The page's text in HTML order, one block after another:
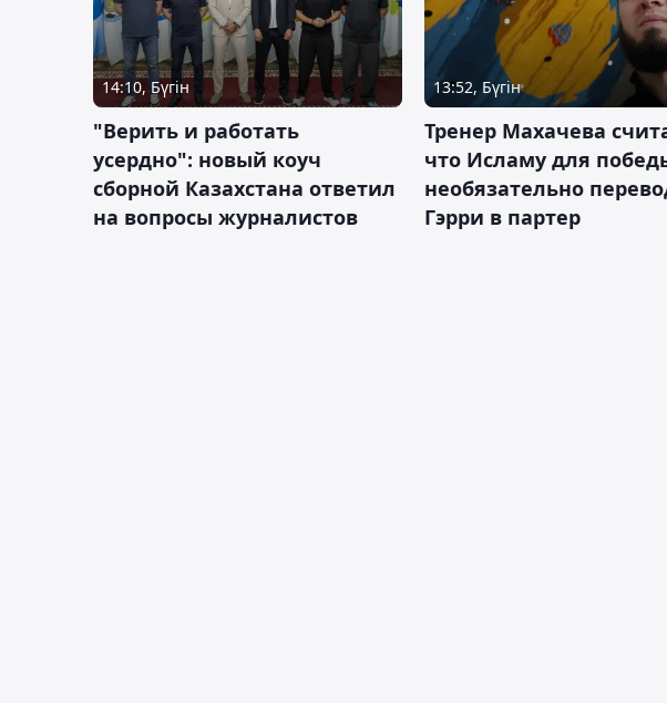
14:10, Бүгін
"Верить и работать
усердно": новый коуч
сборной Казахстана ответил
на вопросы журналистов
13:52, Бүгін
Тренер Махачева
что Исламу для
необязательно
Гэрри в партер